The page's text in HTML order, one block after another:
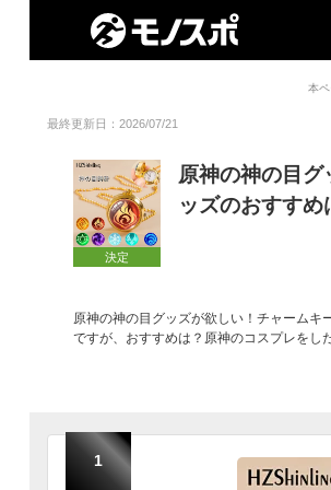
本
最終更新日：2026/07/21
決定
原神の神の目
ッズのおすすめ
原神の神の目グッズが欲しい！チャーム
ですが、おすすめは？原神のコスプレをし
1